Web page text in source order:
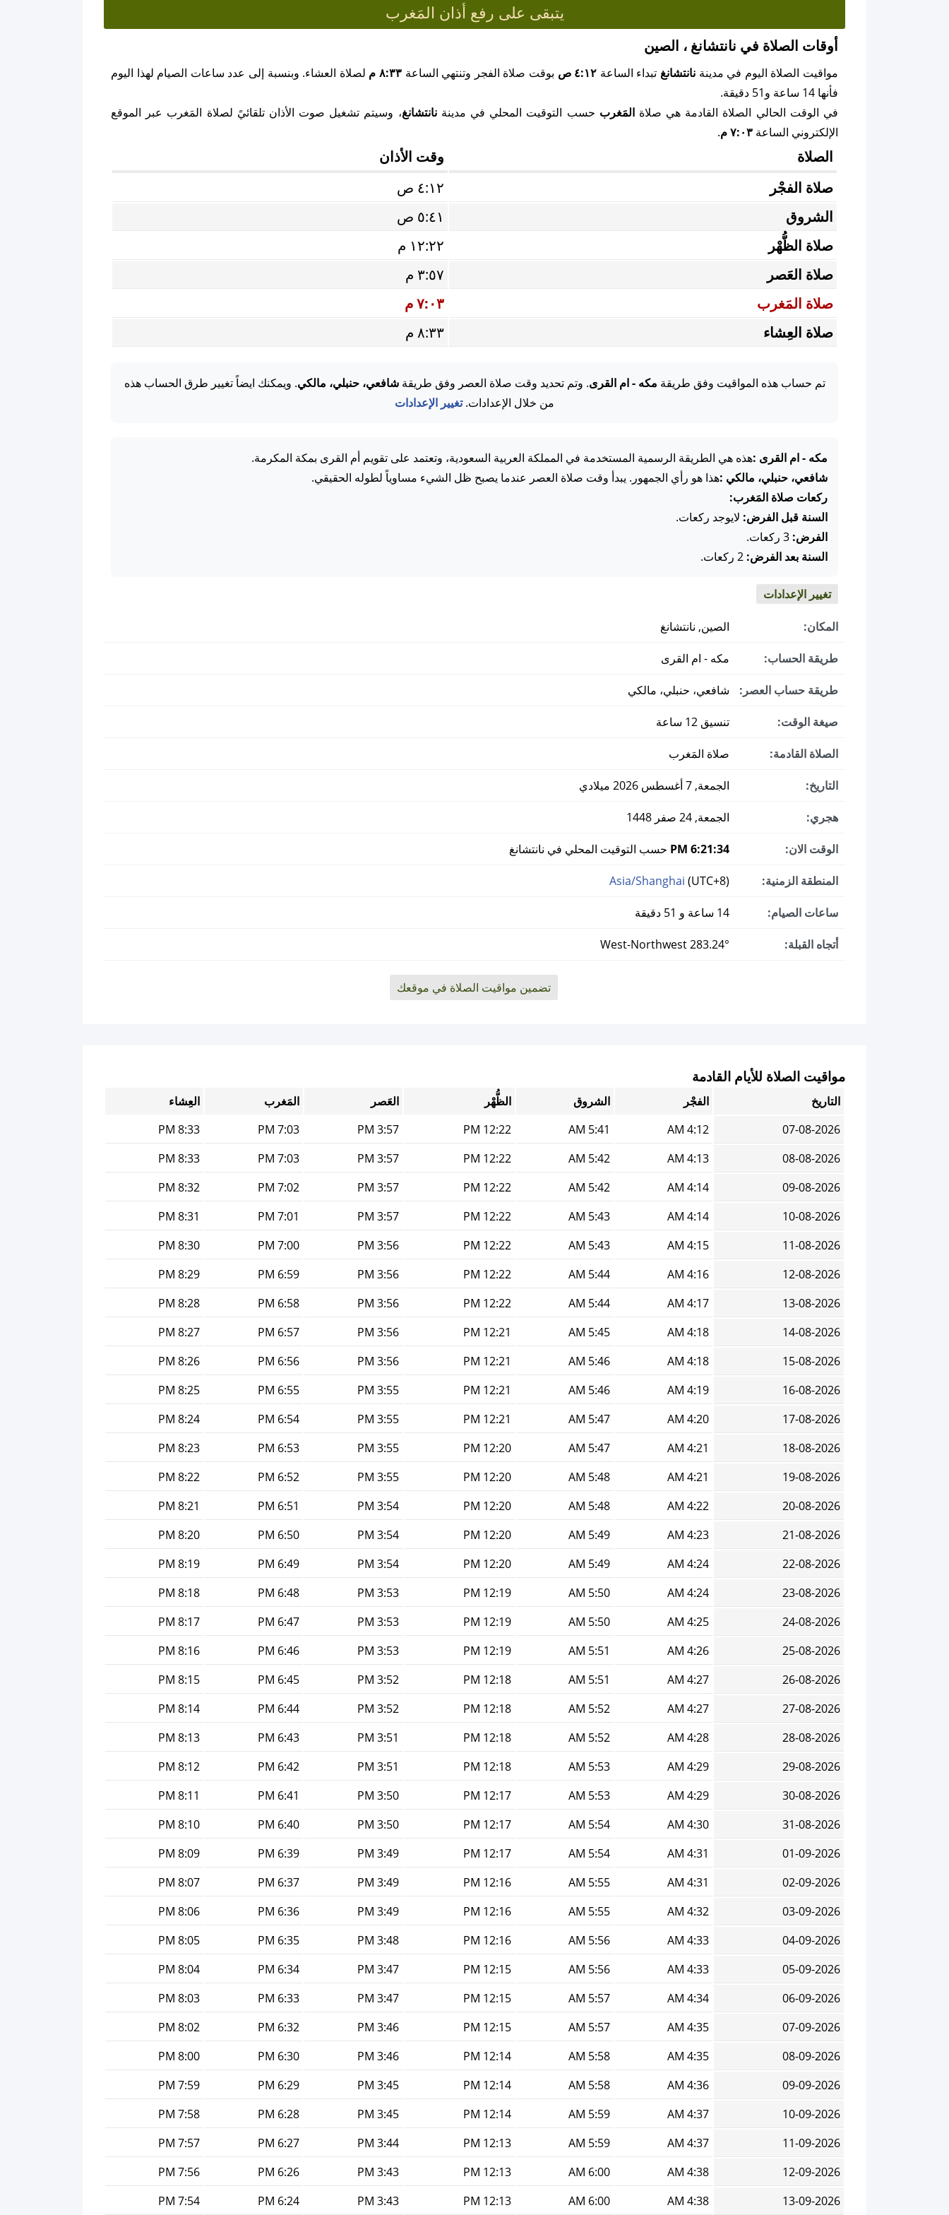
يتبقى على رفع أذان المَغرب
أوقات الصلاة في نانتشانغ ، الصين
مواقيت الصلاة اليوم في مدينة نانتشانغ تبداء الساعة ٤:١٢ ص بوقت صلاة الفجر وتنتهي الساعة ٨:٣٣ م
لصلاة العشاء. وبنسبة إلى عدد ساعات الصيام لهذا اليوم
فأنها 14 ساعة و51 دقيقة.
في الوقت الحالي الصلاة القادمة هي صلاةالمَغرب حسب التوقيت المحلي في مدينةنانتشانغ، وسيتم تشغيل صوت الأذان تلقائيً لصلاة المَغرب عبر الموقع
الإلكتروني الساعة ٧:٠٣ م .
الصلاة
وقت الأذان
صلاة الفجْر
٤:١٢ ص
الشروق
٥:٤١ ص
صلاة الظُّهْر
١٢:٢٢ م
صلاة العَصر
٣:٥٧ م
صلاة المَغرب
٧:٠٣ م
صلاة العِشاء
٨:٣٣ م
تم حساب هذه المواقيت وفق طريقة مكه - ام القرى. وتم تحديد وقت صلاة العصر وفق طريقةشافعي، حنبلي، مالكي. ويمكنك ايضاً تغيير طرق الحساب هذه
من خلال الإعدادات.تغيير الإعدادات
مكه - ام القرى :هذه هي الطريقة الرسمية المستخدمة في المملكة العربية السعودية، وتعتمد على تقويم أم القرى بمكة المكرمة.
شافعي، حنبلي، مالكي :هذا هو رأي الجمهور. يبدأ وقت صلاة العصر عندما يصبح ظل الشيء مساوياً لطوله الحقيقي.
ركعات صلاة المَغرب:
السنة قبل الفرض: لايوجد ركعات.
الفرض:
السنة بعد الفرض:
تغيير الإعدادات
المكان: الصين, نانتشانغ
طريقة الحساب: مكه - ام القرى
طريقة حساب العصر: شافعي، حنبلي، مالكي
صيغة الوقت: تنسيق 12 ساعة
الصلاة القادمة: صلاة المَغرب
التاريخ: الجمعة, 7 أغسطس 2026 ميلادي
هجري: الجمعة, 24 صفر 1448
الوقت الان: 6:21:35 PM حسب التوقيت المحلي في نانتشانغ
المنطقة الزمنية: Asia/Shanghai (UTC+8)
ساعات الصيام:
أتجاه القبلة:
تضمين مواقيت الصلاة في موقعك
مواقيت الصلاة للأيام القادمة
التاريخ الفجْر الشروق الظُّهْر العَصر المَغرب
العِشاء
07-08-2026
4:12 AM
5:41 AM
12:22 PM
3:57 PM
7:03 PM
8:33 PM
08-08-2026
4:13 AM
5:42 AM
12:22 PM
3:57 PM
7:03 PM
8:33 PM
09-08-2026
4:14 AM
5:42 AM
12:22 PM
3:57 PM
7:02 PM
8:32 PM
10-08-2026
4:14 AM
5:43 AM
12:22 PM
3:57 PM
7:01 PM
8:31 PM
11-08-2026
4:15 AM
5:43 AM
12:22 PM
3:56 PM
7:00 PM
8:30 PM
12-08-2026
4:16 AM
5:44 AM
12:22 PM
3:56 PM
6:59 PM
8:29 PM
13-08-2026
4:17 AM
5:44 AM
12:22 PM
3:56 PM
6:58 PM
8:28 PM
14-08-2026
4:18 AM
5:45 AM
12:21 PM
3:56 PM
6:57 PM
8:27 PM
15-08-2026
4:18 AM
5:46 AM
12:21 PM
3:56 PM
6:56 PM
8:26 PM
16-08-2026
4:19 AM
5:46 AM
12:21 PM
3:55 PM
6:55 PM
8:25 PM
17-08-2026
4:20 AM
5:47 AM
12:21 PM
3:55 PM
6:54 PM
8:24 PM
18-08-2026
4:21 AM
5:47 AM
12:20 PM
3:55 PM
6:53 PM
8:23 PM
19-08-2026
4:21 AM
5:48 AM
12:20 PM
3:55 PM
6:52 PM
8:22 PM
20-08-2026
4:22 AM
5:48 AM
12:20 PM
3:54 PM
6:51 PM
8:21 PM
21-08-2026
4:23 AM
5:49 AM
12:20 PM
3:54 PM
6:50 PM
8:20 PM
22-08-2026
4:24 AM
5:49 AM
12:20 PM
3:54 PM
6:49 PM
8:19 PM
23-08-2026
4:24 AM
5:50 AM
12:19 PM
3:53 PM
6:48 PM
8:18 PM
24-08-2026
4:25 AM
5:50 AM
12:19 PM
3:53 PM
6:47 PM
8:17 PM
25-08-2026
4:26 AM
5:51 AM
12:19 PM
3:53 PM
6:46 PM
8:16 PM
26-08-2026
4:27 AM
5:51 AM
12:18 PM
3:52 PM
6:45 PM
8:15 PM
27-08-2026
4:27 AM
5:52 AM
12:18 PM
3:52 PM
6:44 PM
8:14 PM
28-08-2026
4:28 AM
5:52 AM
12:18 PM
3:51 PM
6:43 PM
8:13 PM
29-08-2026
4:29 AM
5:53 AM
12:18 PM
3:51 PM
6:42 PM
8:12 PM
30-08-2026
4:29 AM
5:53 AM
12:17 PM
3:50 PM
6:41 PM
8:11 PM
31-08-2026
4:30 AM
5:54 AM
12:17 PM
3:50 PM
6:40 PM
8:10 PM
01-09-2026
4:31 AM
5:54 AM
12:17 PM
3:49 PM
6:39 PM
8:09 PM
02-09-2026
4:31 AM
5:55 AM
12:16 PM
3:49 PM
6:37 PM
8:07 PM
03-09-2026
4:32 AM
5:55 AM
12:16 PM
3:49 PM
6:36 PM
8:06 PM
04-09-2026
4:33 AM
5:56 AM
12:16 PM
3:48 PM
6:35 PM
8:05 PM
05-09-2026
4:33 AM
5:56 AM
12:15 PM
3:47 PM
6:34 PM
8:04 PM
06-09-2026
4:34 AM
5:57 AM
12:15 PM
3:47 PM
6:33 PM
8:03 PM
07-09-2026
4:35 AM
5:57 AM
12:15 PM
3:46 PM
6:32 PM
8:02 PM
08-09-2026
4:35 AM
5:58 AM
12:14 PM
3:46 PM
6:30 PM
8:00 PM
09-09-2026
4:36 AM
5:58 AM
12:14 PM
3:45 PM
6:29 PM
7:59 PM
10-09-2026
4:37 AM
5:59 AM
12:14 PM
3:45 PM
6:28 PM
7:58 PM
11-09-2026
4:37 AM
5:59 AM
12:13 PM
3:44 PM
6:27 PM
7:57 PM
12-09-2026
4:38 AM
6:00 AM
12:13 PM
3:43 PM
6:26 PM
7:56 PM
13-09-2026
4:38 AM
6:00 AM
12:13 PM
3:43 PM
6:24 PM
7:54 PM